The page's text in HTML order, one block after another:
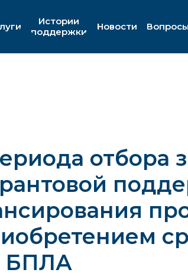
Истории
поддержки
Вопросы
Новости
отбора
БПЛА